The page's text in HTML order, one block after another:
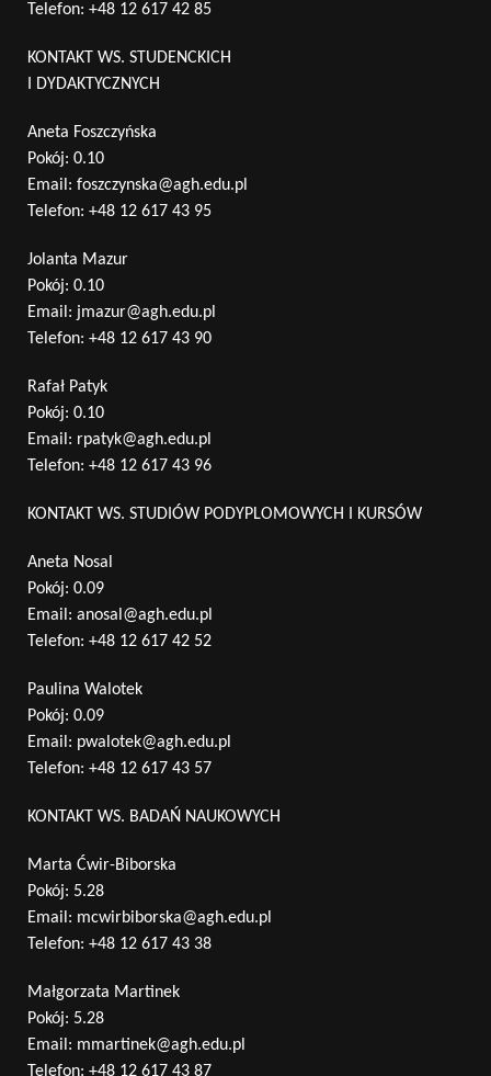
Telefon: +48 12 617 42 85
KONTAKT WS. STUDENCKICH
I DYDAKTYCZNYCH
Aneta Foszczyńska
Pokój: 0.10
Email: foszczynska@agh.edu.pl
Telefon: +48 12 617 43 95
Jolanta Mazur
Pokój: 0.10
Email: jmazur@agh.edu.pl
Telefon: +48 12 617 43 90
Rafał Patyk
Pokój: 0.10
Email: rpatyk@agh.edu.pl
Telefon: +48 12 617 43 96
KONTAKT WS. STUDIÓW PODYPLOMOWYCH I KURSÓW
Aneta Nosal
Pokój: 0.09
Email: anosal@agh.edu.pl
Telefon: +48 12 617 42 52
Paulina Walotek
Pokój: 0.09
Email: pwalotek@agh.edu.pl
Telefon: +48 12 617 43 57
KONTAKT WS. BADAŃ NAUKOWYCH
Marta Ćwir-Biborska
Pokój: 5.28
Email: mcwirbiborska@agh.edu.pl
Telefon: +48 12 617 43 38
Małgorzata Martinek
Pokój: 5.28
Email: mmartinek@agh.edu.pl
Telefon: +48 12 617 43 87